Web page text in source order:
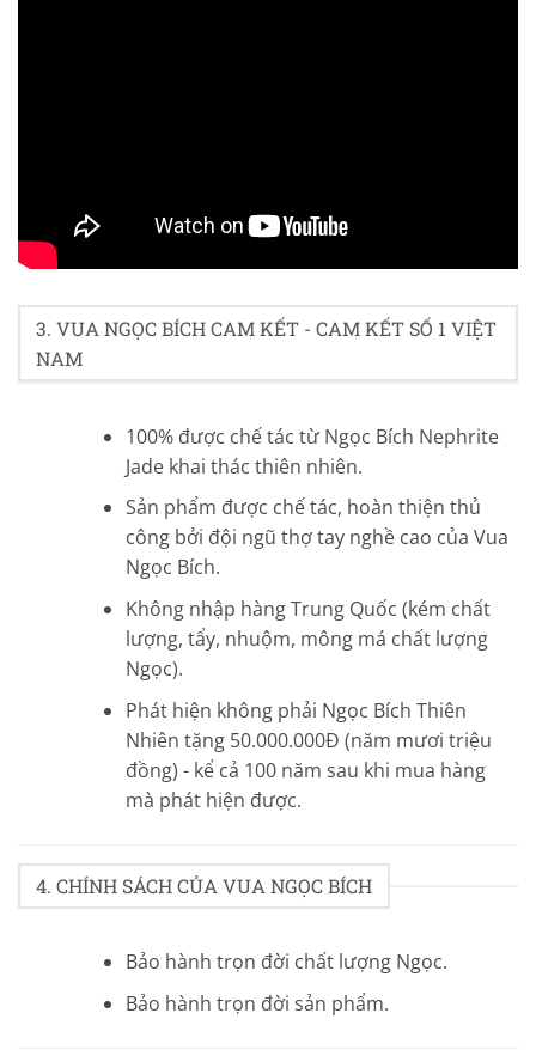
4.7/5 - (40 bình chọn)
3. VUA NGỌC BÍCH CAM KẾT - CAM KẾT SỐ 1 VIỆT
NAM
100% được chế tác từ Ngọc Bích Nephrite
Jade khai thác thiên nhiên.
Sản phẩm được chế tác, hoàn thiện thủ
công bởi đội ngũ thợ tay nghề cao của Vua
Ngọc Bích.
Không nhập hàng Trung Quốc (kém chất
lượng, tẩy, nhuộm, mông má chất lượng
Ngọc).
Phát hiện không phải Ngọc Bích Thiên
Nhiên tặng 50.000.000Đ (năm mươi triệu
đồng) - kể cả 100 năm sau khi mua hàng
mà phát hiện được.
4. CHÍNH SÁCH CỦA VUA NGỌC BÍCH
Bảo hành trọn đời chất lượng Ngọc.
Bảo hành trọn đời sản phẩm.